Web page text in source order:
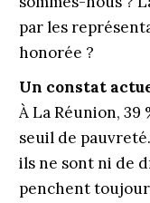
par les
honorée ?
Un constat
À La Réunion, 39
seuil de
ils ne sont ni de
penchent